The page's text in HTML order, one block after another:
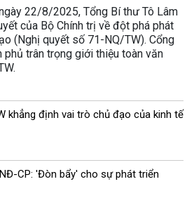
22/8/2025, Tổng Bí thư Tô Lâm
của Bộ Chính trị về đột phá phát
(Nghị quyết số 71-NQ/TW). Cổng
phủ trân trọng giới thiệu toàn văn
khẳng định vai trò chủ đạo của kinh tế
CP: 'Đòn bẩy' cho sự phát triển